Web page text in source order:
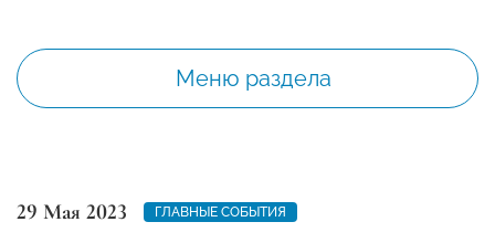
Меню раздела
29 Мая 2023 ГЛАВНЫЕ СОБЫТИЯ